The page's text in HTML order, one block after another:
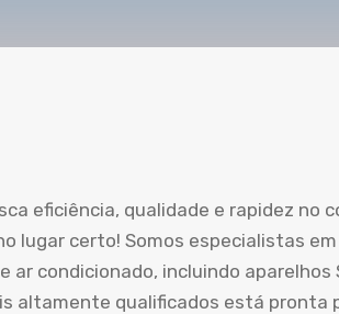
eficiência, qualidade e rapidez no
lugar certo! Somos especialistas
ar condicionado, incluindo
altamente qualificados está pronta